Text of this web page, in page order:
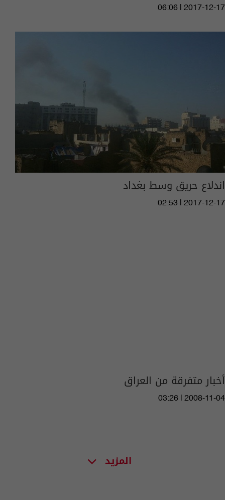
06:06 | 2017-12-17
اندلاع حريق وسط بغداد
02:53 | 2017-12-17
أخبار متفرقة من العراق
03:26 | 2008-11-04
المزيد